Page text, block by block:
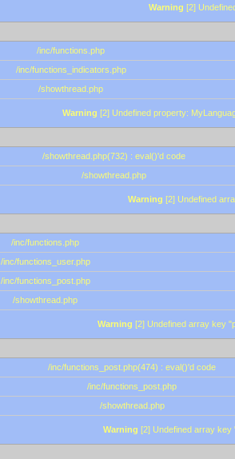
Warning [2]
/inc/functions.php
/inc/functions_indicators.php
/showthread.php
Warning [2] Undefined property:
/showthread.php(732) : eval()'d code
/showthread.php
Warning [2] Undefined
/inc/functions.php
/inc/functions_user.php
/inc/functions_post.php
/showthread.php
Warning [2] Undefined array key
/inc/functions_post.php(474) : eval()'d code
/inc/functions_post.php
/showthread.php
Warning [2] Undefined array key